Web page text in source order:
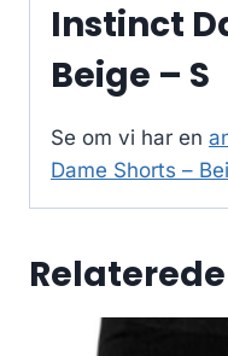
Instinct
Beige – S
Se om vi har en
Dame Shorts –